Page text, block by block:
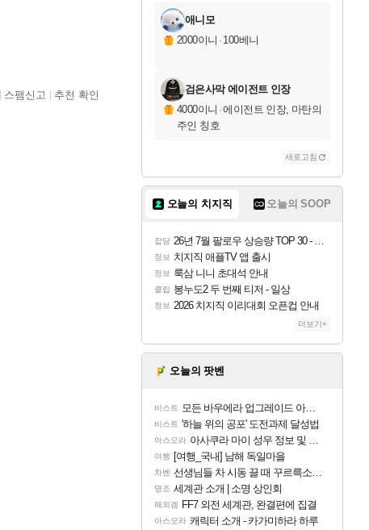
스팸신고 추천 확인
교환.
당첨되셨습니다.
당첨되셨습니다.
당첨되셨습니다.
당첨되셨습니다.
당첨되셨습니다.
당첨되셨습니다.
당첨되셨습니다.
에디션 (스팀코드)
당첨되셨습니다.
애니모
2000이니 · 100베니
검은사막 에이전트 인장
4000이니 ·에이전트 인장, 마탄의
주인 칭호
새로고침
오늘의 치지직 오늘의 SOOP
잡담 26년 7월 팔로우 상승량 TOP 30 - 월간 치지직
정보 치지직 애플TV 앱 출시
정보 룩삼 니니 초대석 안내
클립 봉누도2 두 번째 티저 - 일상
정보 2026 치지직 이리대회 오픈컵 안내
더보기+
오늘의 팟벤
비스트 모든 바우에라 업그레이드 아이템 획득 위치 공략 (89개)
비스트 '하늘 위의 공포' 도전과제 달성법
아스오라 아사쿠라 마이 성우 정보 및 주요 필모
여행 [여행_국내] 남해 독일마을
차벤 선생님들 차 시동 끌 때 꾸르륵소리나는데
명조 세계관 소개 | 소명 상인회
해외겜 FF7 외전 세계관, 완결편에 집결
아스오라 캐릭터 소개 - 카가미하라 하루